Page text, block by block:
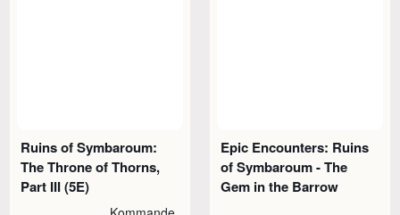
Ruins of Symbaroum:
The Throne of Thorns,
Part III (5E)
Epic Encounters: Ruins
of Symbaroum - The
Gem in the Barrow